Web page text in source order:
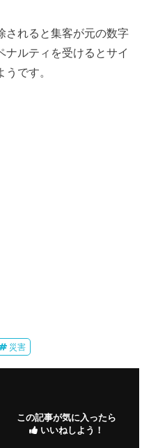
されると集客が元の数字
ナルティを受けるとサイ
です。
災害
この記事が気に入ったら
いいねしよう！